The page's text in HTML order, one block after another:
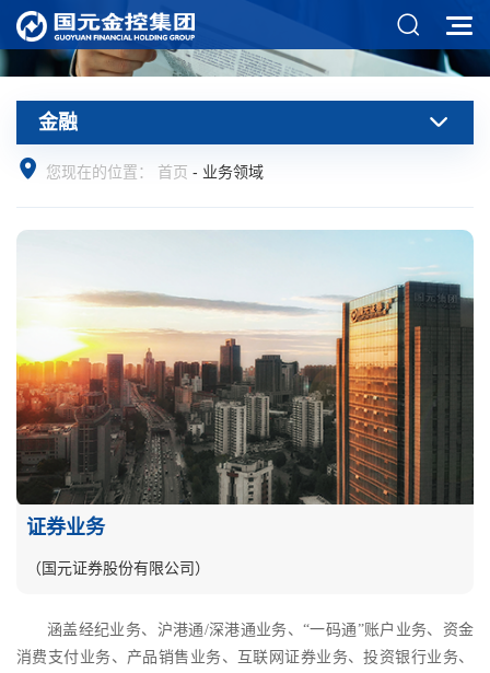
金融
您现在的位置： 首页 - 业务领域
证券业务
（国元证券股份有限公司）
涵盖经纪业务、沪港通/深港通业务、“一码通”账户业务、资金
消费支付业务、产品销售业务、互联网证券业务、投资银行业务、